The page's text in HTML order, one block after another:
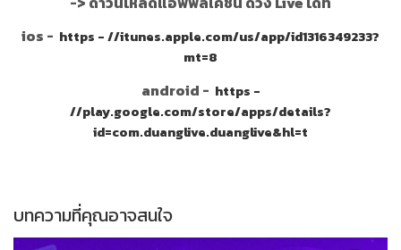
ios - https - //itunes.apple.com/us/app/id1316349233?
mt=8
android - https -
//play.google.com/store/apps/details?
id=com.duanglive.duanglive&hl=t
บทความที่คุณอาจสนใจ